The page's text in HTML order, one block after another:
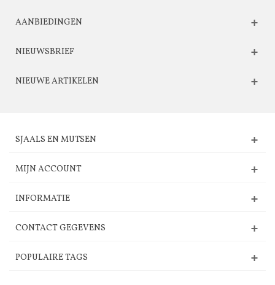
AANBIEDINGEN
NIEUWSBRIEF
NIEUWE ARTIKELEN
SJAALS EN MUTSEN
MIJN ACCOUNT
INFORMATIE
CONTACT GEGEVENS
POPULAIRE TAGS